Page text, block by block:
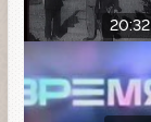
20:32